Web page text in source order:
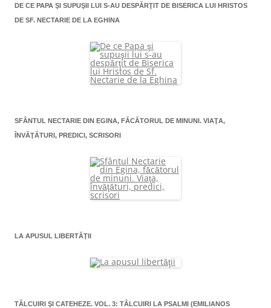
DE CE PAPA ŞI SUPUŞII LUI S-AU DESPĂRŢIT DE BISERICA LUI HRISTOS
DE SF. NECTARIE DE LA EGHINA
SFÂNTUL NECTARIE DIN EGINA, FĂCĂTORUL DE MINUNI. VIAŢA,
ÎNVĂŢĂTURI, PREDICI, SCRISORI
LA APUSUL LIBERTĂŢII
TÂLCUIRI ŞI CATEHEZE. VOL. 3: TÂLCUIRI LA PSALMI (EMILIANOS